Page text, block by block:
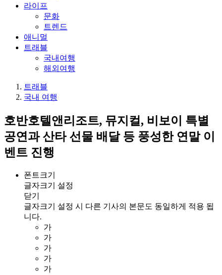
라이프
문화
트렌드
애니멀
트래블
국내여행
해외여행
트래블
국내 여행
호반호텔앤리조트, 뮤지컬, 비보이 특별
공연과 산타 선물 배달 등 풍성한 연말 이
벤트 진행
폰트크기
글자크기 설정
닫기
글자크기 설정 시 다른 기사의 본문도 동일하게 적용 됩
니다.
가
가
가
가
가